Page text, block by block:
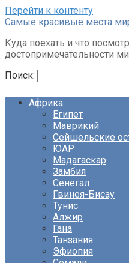
Перейти к контенту
Cамые красивые места
Куда поехать и что
достопримечательности
Поиск:
Африка
Египет
Маврикий
Сейшельские
ЮАР
Мадагаскар
Замбия
Сенегал
Гвинея-Бисау
Тунис
Алжир
Гана
Танзания
Эфиопия